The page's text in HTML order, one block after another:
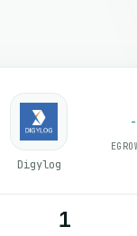
Digylog
1